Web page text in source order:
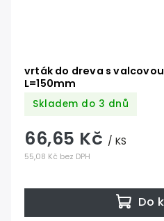
vrták do dreva s
L=150mm
Skladem do 3 dnů
55,08 Kč bez DPH
66,65 Kč / KS
Do